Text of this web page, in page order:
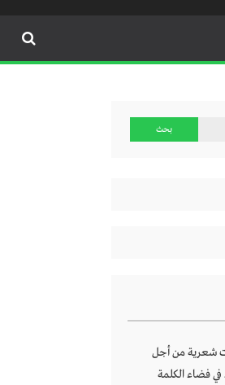
شعرية من أجل
فضاء الكلمة